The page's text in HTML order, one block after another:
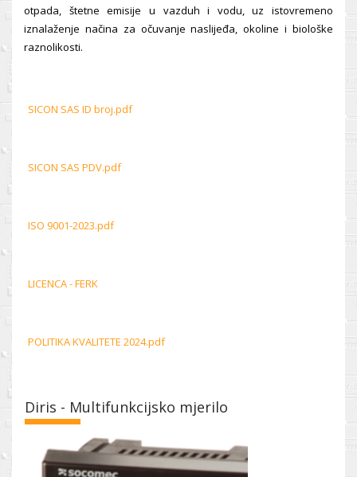
otpada, štetne emisije u vazduh i vodu, uz istovremeno
iznalaženje načina za očuvanje naslijeđa, okoline i biološke
raznolikosti.
SICON SAS ID broj.pdf
SICON SAS PDV.pdf
ISO 9001-2023.pdf
LICENCA - FERK
POLITIKA KVALITETE 2024.pdf
Diris - Multifunkcijsko mjerilo